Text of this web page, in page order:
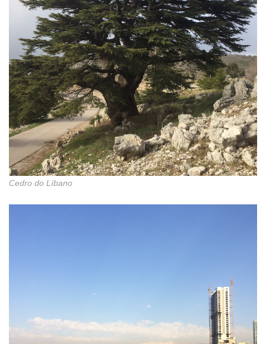
Cedro do Líbano